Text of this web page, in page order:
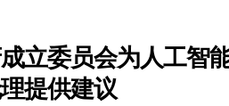
立委员会为人工智
提供建议